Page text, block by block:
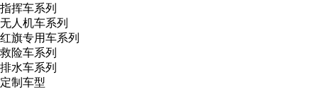
指挥车系列
无人机车系列
红旗专用车系列
救险车系列
排水车系列
定制车型